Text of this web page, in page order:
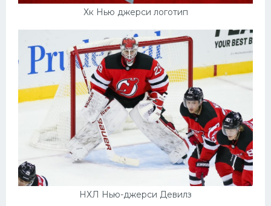
Хк Нью джерси логотип
НХЛ Нью-джерси Девилз